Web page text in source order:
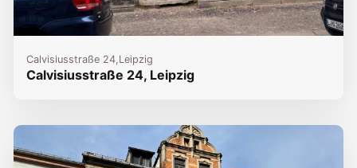
Calvisiusstraße 24, Leipzig
Calvisiusstraße 24, Leipzig